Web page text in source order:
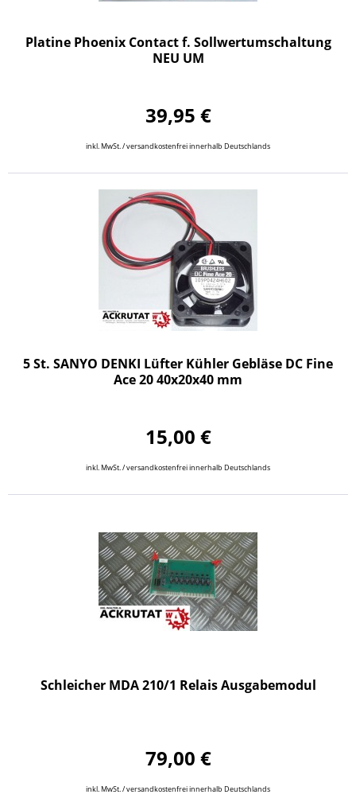
Platine Phoenix Contact f. Sollwertumschaltung
NEU UM
39,95 €
inkl. MwSt. / versandkostenfrei innerhalb Deutschlands
5 St. SANYO DENKI Lüfter Kühler Gebläse DC Fine
Ace 20 40x20x40 mm
15,00 €
inkl. MwSt. / versandkostenfrei innerhalb Deutschlands
Schleicher MDA 210/1 Relais Ausgabemodul
79,00 €
inkl. MwSt. / versandkostenfrei innerhalb Deutschlands